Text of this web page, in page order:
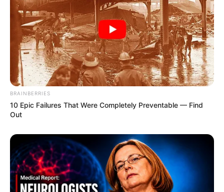
BRAINBERRIES
10 Epic Failures That Were Completely Preventable — Find
Out